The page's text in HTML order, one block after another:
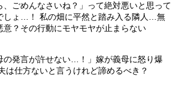
、ごめんなさいね？」って絶対悪いと思って
しょ…！ 私の畑に平然と踏み入る隣人…無
意？その行動にモヤモヤが止まらない
の発言が許せない…！」嫁が義母に怒り爆
は仕方ないと言うけれど諦めるべき？